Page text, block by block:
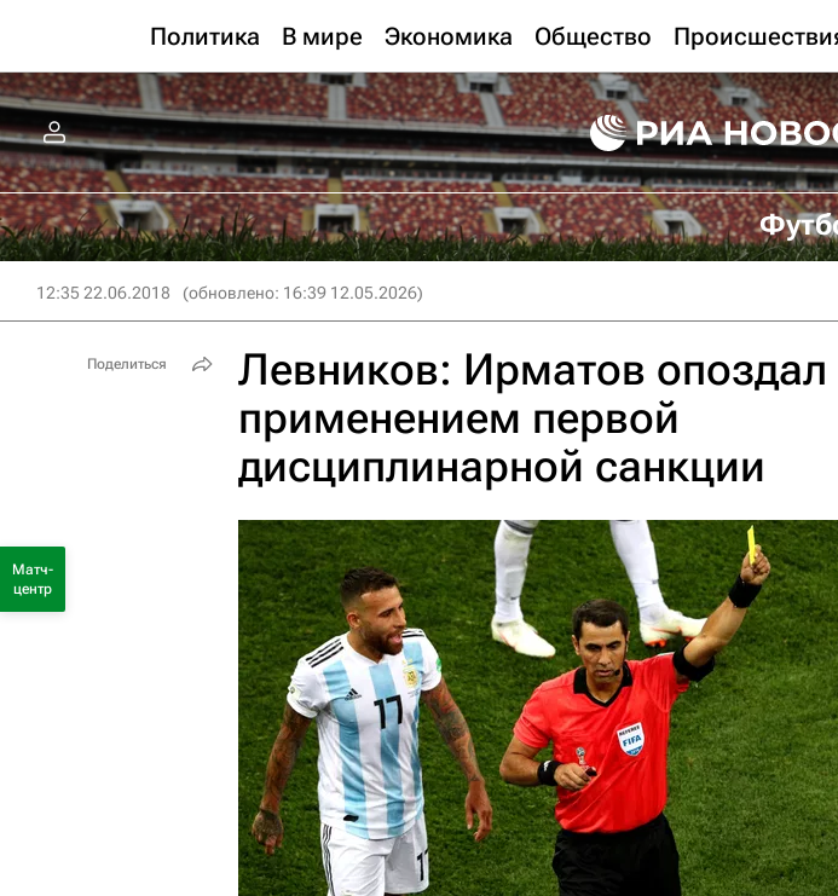
Политика В мире Экономика Общество
12:35 22.06.2018 (обновлено: 16:39 12.05.2026)
Левников: Ирматов опоздал
применением первой
дисциплинарной санкции
Поделиться
Матч-
центр